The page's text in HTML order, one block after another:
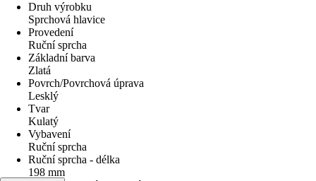
Druh výrobku
Sprchová hlavice
Provedení
Ruční sprcha
Základní barva
Zlatá
Povrch/Povrchová úprava
Lesklý
Tvar
Kulatý
Vybavení
Ruční sprcha
Ruční sprcha - délka
198 mm